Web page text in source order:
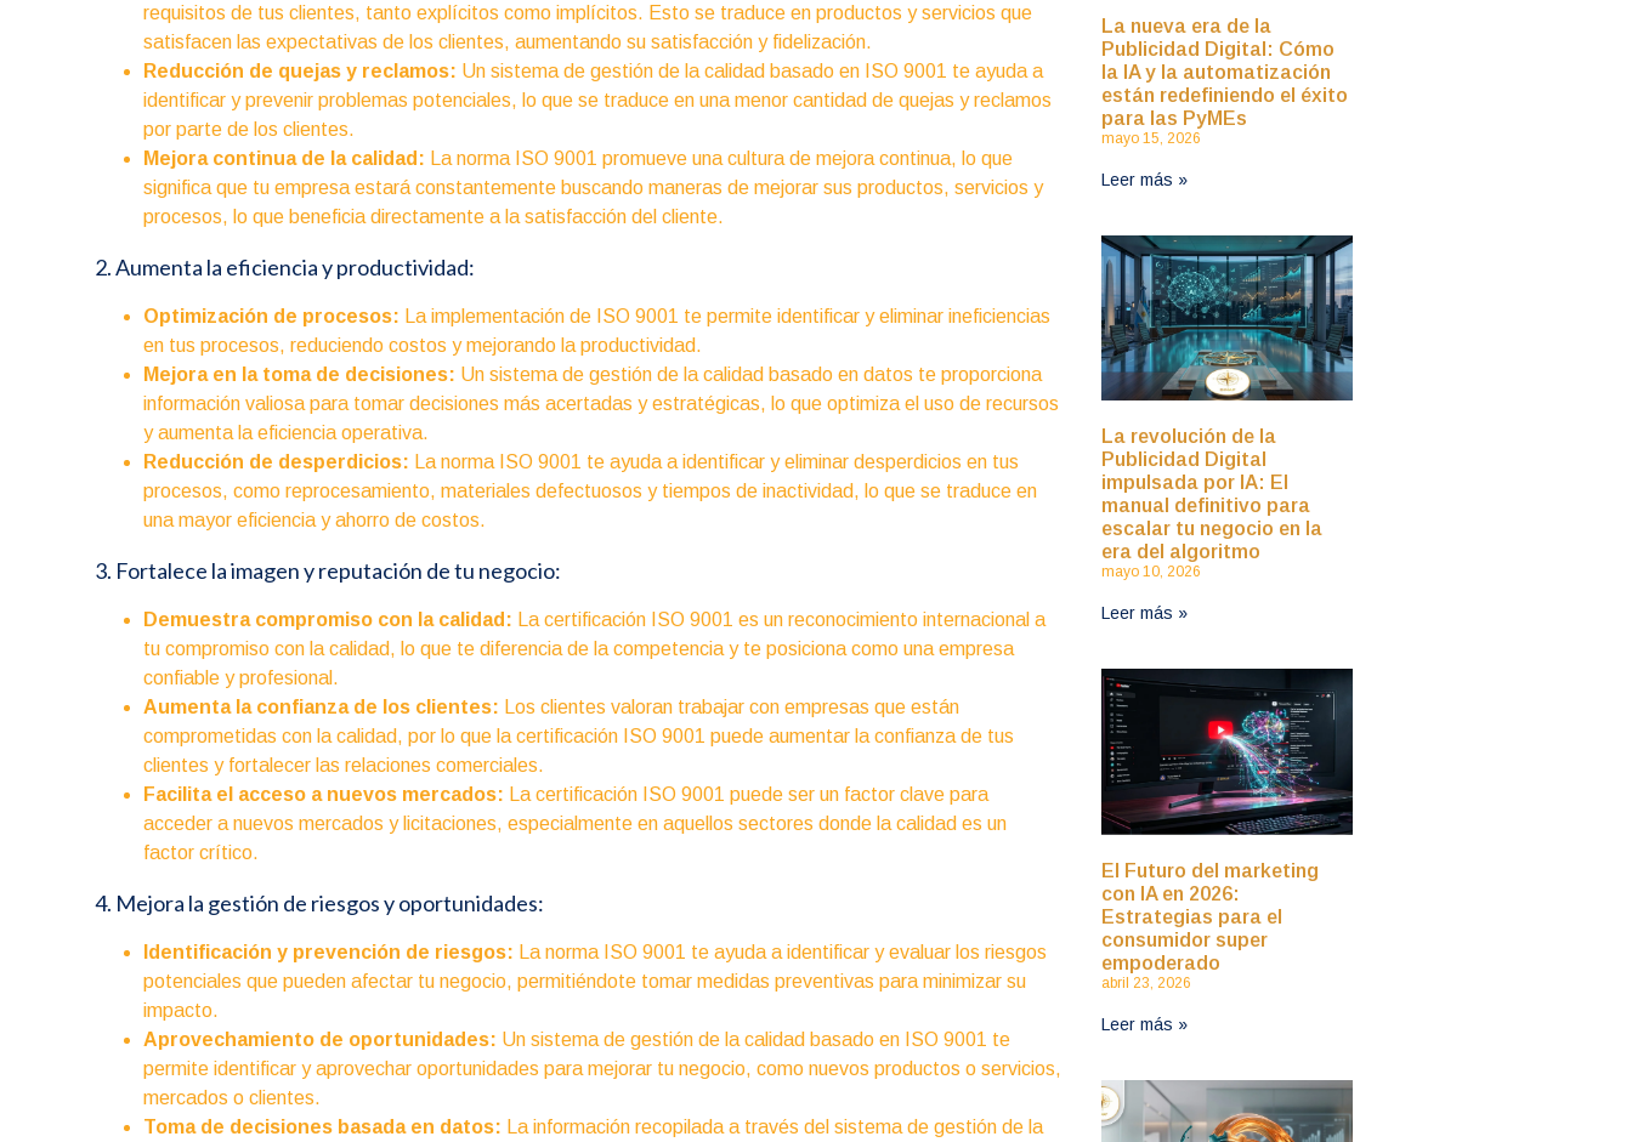
requisitos de tus clientes, tanto explícitos como implícitos. Esto se traduce en productos y servicios que
satisfacen las expectativas de los clientes, aumentando su satisfacción y fidelización.
Reducción de quejas y reclamos: Un sistema de gestión de la calidad basado en ISO 9001 te ayuda a
identificar y prevenir problemas potenciales, lo que se traduce en una menor cantidad de quejas y reclamos
por parte de los clientes.
Mejora continua de la calidad: La norma ISO 9001 promueve una cultura de mejora continua, lo que
significa que tu empresa estará constantemente buscando maneras de mejorar sus productos, servicios y
procesos, lo que beneficia directamente a la satisfacción del cliente.
2. Aumenta la eficiencia y productividad:
Optimización de procesos: La implementación de ISO 9001 te permite identificar y eliminar ineficiencias
en tus procesos, reduciendo costos y mejorando la productividad.
Mejora en la toma de decisiones: Un sistema de gestión de la calidad basado en datos te proporciona
información valiosa para tomar decisiones más acertadas y estratégicas, lo que optimiza el uso de recursos
y aumenta la eficiencia operativa.
Reducción de desperdicios: La norma ISO 9001 te ayuda a identificar y eliminar desperdicios en tus
procesos, como reprocesamiento, materiales defectuosos y tiempos de inactividad, lo que se traduce en
una mayor eficiencia y ahorro de costos.
3. Fortalece la imagen y reputación de tu negocio:
Demuestra compromiso con la calidad: La certificación ISO 9001 es un reconocimiento internacional a
tu compromiso con la calidad, lo que te diferencia de la competencia y te posiciona como una empresa
confiable y profesional.
Aumenta la confianza de los clientes: Los clientes valoran trabajar con empresas que están
comprometidas con la calidad, por lo que la certificación ISO 9001 puede aumentar la confianza de tus
clientes y fortalecer las relaciones comerciales.
Facilita el acceso a nuevos mercados: La certificación ISO 9001 puede ser un factor clave para
acceder a nuevos mercados y licitaciones, especialmente en aquellos sectores donde la calidad es un
factor crítico.
4. Mejora la gestión de riesgos y oportunidades:
Identificación y prevención de riesgos: La norma ISO 9001 te ayuda a identificar y evaluar los riesgos
potenciales que pueden afectar tu negocio, permitiéndote tomar medidas preventivas para minimizar su
impacto.
Aprovechamiento de oportunidades: Un sistema de gestión de la calidad basado en ISO 9001 te
permite identificar y aprovechar oportunidades para mejorar tu negocio, como nuevos productos o servicios,
mercados o clientes.
Toma de decisiones basada en datos: La información recopilada a través del sistema de gestión de la
La nueva era de la
Publicidad Digital: Cómo
la IA y la automatización
están redefiniendo el éxito
para las PyMEs
mayo 15, 2026
Leer más »
La revolución de la
Publicidad Digital
impulsada por IA: El
manual definitivo para
escalar tu negocio en la
era del algoritmo
mayo 10, 2026
Leer más »
El Futuro del marketing
con IA en 2026:
Estrategias para el
consumidor super
empoderado
abril 23, 2026
Leer más »